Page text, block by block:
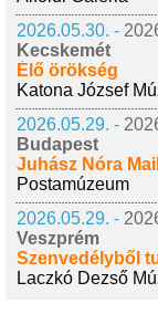
2026.05.30. -
Kecskemét
Élő örökség
Katona József
2026.05.29. -
Budapest
Juhász Nóra
Postamúzeum
2026.05.29. -
Veszprém
Szenvedélyből
Laczkó Dezső